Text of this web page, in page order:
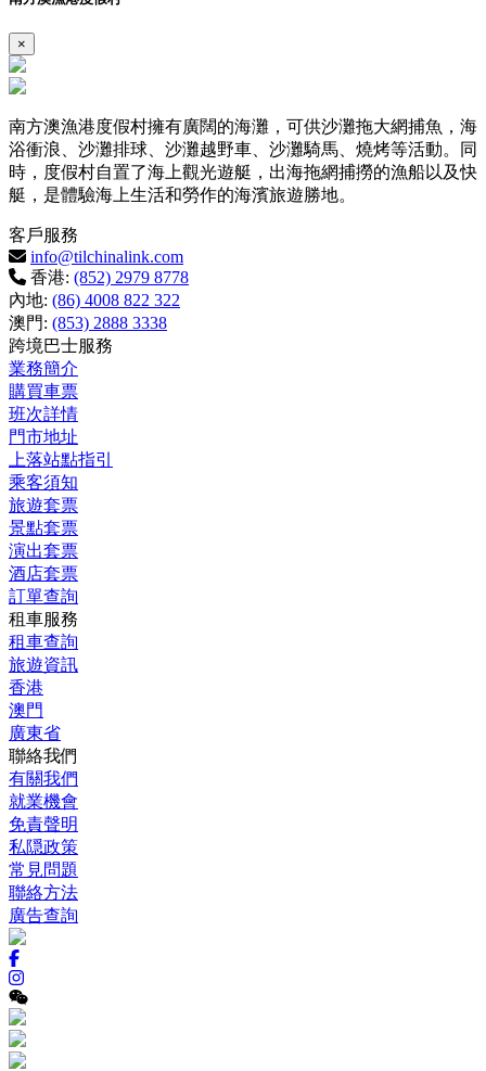
×
南方澳漁港度假村擁有廣闊的海灘，可供沙灘拖大網捕魚，海
浴衝浪、沙灘排球、沙灘越野車、沙灘騎馬、燒烤等活動。同
時，度假村自置了海上觀光遊艇，出海拖網捕撈的漁船以及快
艇，是體驗海上生活和勞作的海濱旅遊勝地。
客戶服務
info@tilchinalink.com
香港: (852) 2979 8778
內地: (86) 4008 822 322
澳門: (853) 2888 3338
跨境巴士服務
業務簡介
購買車票
班次詳情
門市地址
上落站點指引
乘客須知
旅遊套票
景點套票
演出套票
酒店套票
訂單查詢
租車服務
租車查詢
旅遊資訊
香港
澳門
廣東省
聯絡我們
有關我們
就業機會
免責聲明
私隠政策
常見問題
聯絡方法
廣告查詢